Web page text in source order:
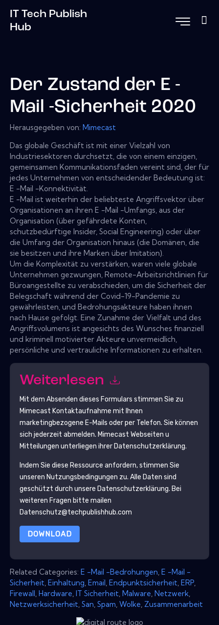
IT Tech Publish
Hub
Der Zustand der E -
Mail -Sicherheit 2020
Herausgegeben von: Mimecast
Das globale Geschäft ist mit einer Vielzahl von
Industriesektoren durchsetzt, die von einem einzigen,
gemeinsamen Kommunikationsfaden vereint sind, der für
jedes Unternehmen von entscheidender Bedeutung ist:
E -Mail -Konnektivität.
E -Mail ist weiterhin der beliebteste Angriffsvektor über
Organisationen an ihren E -Mail -Umfangs, aus der
Organisation (über gefährdete Konten,
schutzbedürftige Insider, Social Engineering) oder über
die Umfang der Organisation hinaus (die Domänen, die
sie besitzen und ihre Marken über Imitation).
Um die Komplexität zu verstärken, waren viele globale
Unternehmen gezwungen, Remote-Arbeitsrichtlinien für
Büroangestellte zu verabschieden, um die Sicherheit der
Belegschaft während der Covid-19-Pandemie zu
gewährleisten, und Bedrohungsakteure haben ihnen
nach Hause gefolgt. Eine Zunahme der Vielfalt und des
Angriffsvolumens ist angesichts des Wunsches finanziell
und kriminell motivierter Akteure unvermeidlich,
persönliche und vertrauliche Informationen zu erhalten.
Weiterlesen
Mit dem Absenden dieses Formulars stimmen Sie zu
Mimecast Kontaktaufnahme mit Ihnen
marketingbezogene E-Mails oder per Telefon. Sie können
sich jederzeit abmelden. Mimecast Webseiten u
Mitteilungen unterliegen ihrer Datenschutzerklärung.
Indem Sie diese Ressource anfordern, stimmen Sie
unseren Nutzungsbedingungen zu. Alle Daten sind
geschützt durch unsere Datenschutzerklärung. Bei
weiteren Fragen bitte mailen
Datenschutz@techpublishhub.com
DOWNLOAD
Related Categories: E -Mail -Bedrohungen E -Mail -
Sicherheit Einhaltung Email Endpunktsicherheit ERP
Firewall Hardware IT Sicherheit Malware Netzwerk
Netzwerksicherheit San Spam Wolke Zusammenarbeit